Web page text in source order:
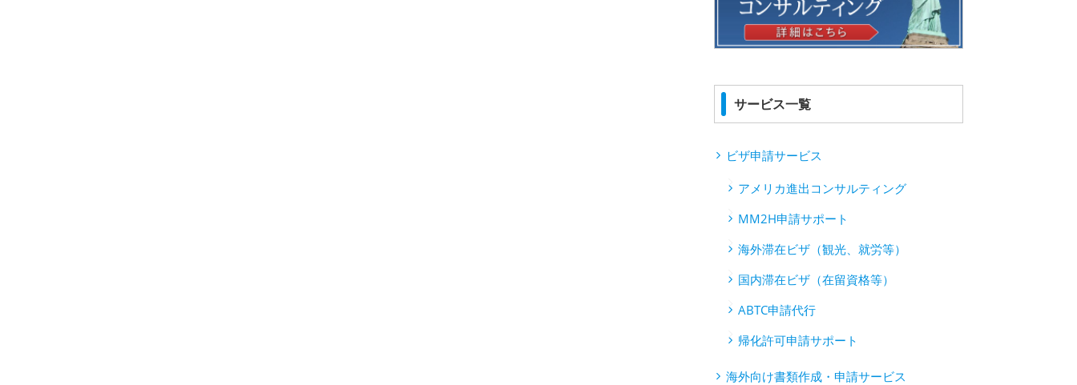
サービス一覧
ビザ申請サービス
アメリカ進出コンサルティング
MM2H申請サポート
海外滞在ビザ（観光、就労等）
国内滞在ビザ（在留資格等）
ABTC申請代行
帰化許可申請サポート
海外向け書類作成・申請サービス